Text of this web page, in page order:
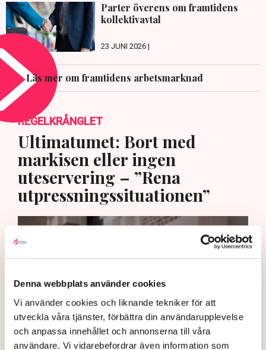
Denna webbplats använder cookies
Vi använder cookies och liknande tekniker för att
utveckla våra tjänster, förbättra din användarupplevelse
och anpassa innehållet och annonserna till våra
användare. Vi vidarebefordrar även information som
Parter överens om framtidens
kollektivavtal
23 JUNI 2026 |
Läs mer om framtidens arbetsmarknad
REGELKRÅNGLET
Ultimatumet: Bort med
markisen eller ingen
uteservering – ”Rena
utpressningssituationen”